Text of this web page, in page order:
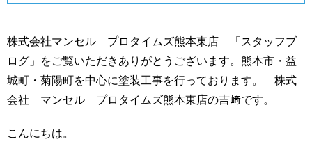
株式会社マンセル プロタイムズ熊本東店 「スタッフブ
ログ」をご覧いただきありがとうございます。熊本市・益
城町・菊陽町を中心に塗装工事を行っております。 株式
会社 マンセル プロタイムズ熊本東店の吉﨑です。
こんにちは。